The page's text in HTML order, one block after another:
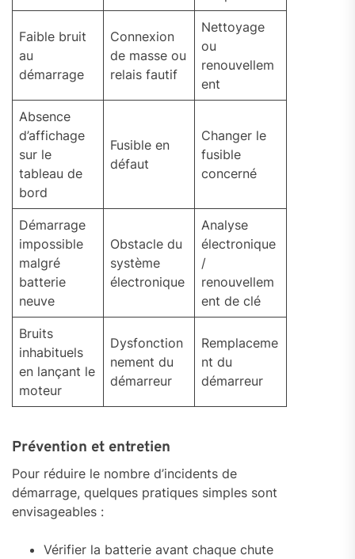
Faible bruit
au
démarrage
Connexion
de masse ou
relais fautif
Nettoyage
ou
renouvellem
ent
Absence
d’affichage
sur le
tableau de
bord
Fusible en
défaut
Changer le
fusible
concerné
Démarrage
impossible
malgré
batterie
neuve
Obstacle du
système
électronique
Analyse
électronique
/
renouvellem
ent de clé
Bruits
inhabituels
en lançant le
moteur
Dysfonction
nement du
démarreur
Remplaceme
nt du
démarreur
Prévention et entretien
Pour réduire le nombre d’incidents de
démarrage, quelques pratiques simples sont
envisageables :
Vérifier la batterie avant chaque chute